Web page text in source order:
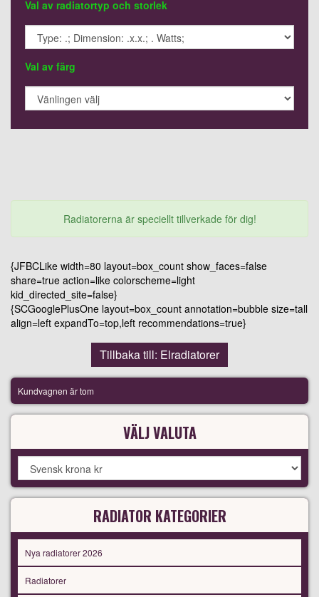
Val av radiatortyp och storlek
Val av färg
Radiatorerna är speciellt tillverkade för dig!
{JFBCLike width=80 layout=box_count show_faces=false
share=true action=like colorscheme=light
kid_directed_site=false}
{SCGooglePlusOne layout=box_count annotation=bubble size=tall
align=left expandTo=top,left recommendations=true}
Tillbaka till: Elradiatorer
Kundvagnen är tom
VÄLJ VALUTA
RADIATOR KATEGORIER
Nya radiatorer 2026
Radiatorer